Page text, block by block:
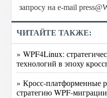
запросу на e-mail
ЧИТАЙТЕ ТАКЖЕ:
» WPF4Linux:
технологий в эпоху
» Кросс-платформенные
стратегию WPF-миграции